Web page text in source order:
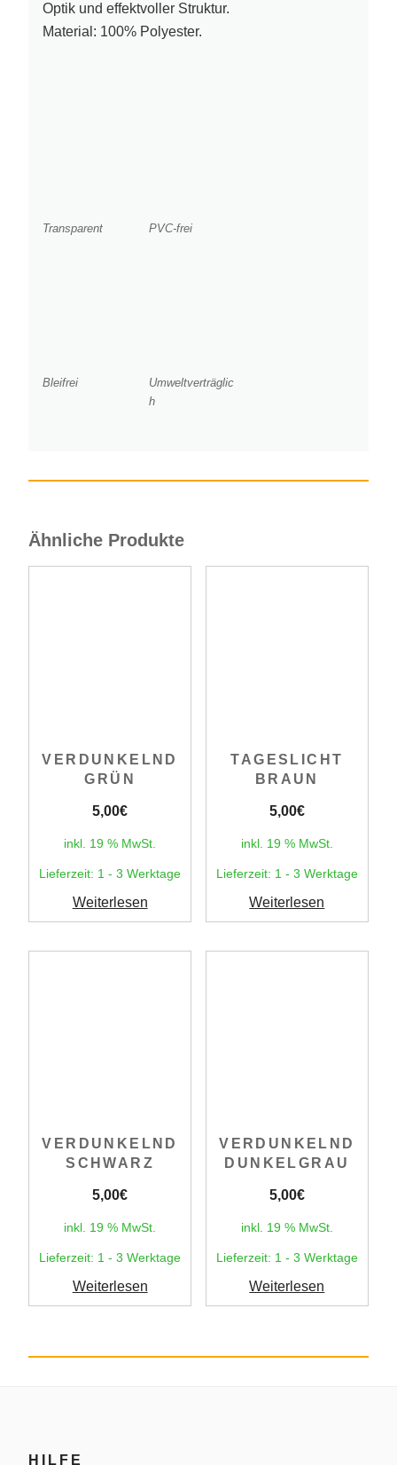
Optik und effektvoller Struktur.
Material: 100% Polyester.
Transparent PVC-frei
Bleifrei
Umweltverträglic
h
Ähnliche Produkte
VERDUNKELND
GRÜN
5,00€
inkl. 19 % MwSt.
Lieferzeit: 1 - 3 Werktage
Weiterlesen
TAGESLICHT
BRAUN
5,00€
inkl. 19 % MwSt.
Lieferzeit: 1 - 3 Werktage
Weiterlesen
VERDUNKELND
SCHWARZ
5,00€
inkl. 19 % MwSt.
Lieferzeit: 1 - 3 Werktage
Weiterlesen
VERDUNKELND
DUNKELGRAU
5,00€
inkl. 19 % MwSt.
Lieferzeit: 1 - 3 Werktage
Weiterlesen
HILFE